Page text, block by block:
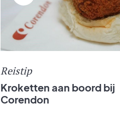
Reistip
Kroketten aan boord bij
Corendon